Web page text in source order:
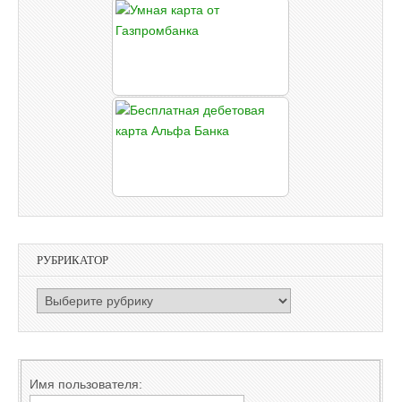
РУБРИКАТОР
РУБРИКАТОР
Имя пользователя: